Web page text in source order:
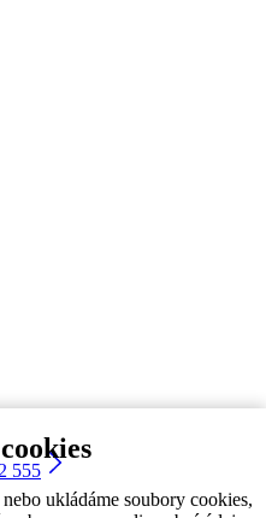
ukládáme soubory cookies,
555